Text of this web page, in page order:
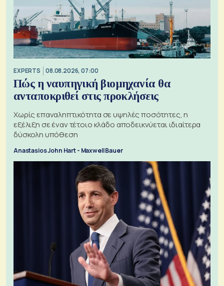
EXPERTS 08.08.2026, 07:00
Πώς η ναυπηγική βιομηχανία θα
ανταποκριθεί στις προκλήσεις
Χωρίς επαναληπτικότητα σε υψηλές ποσότητες, η
εξέλιξη σε έναν τέτοιο κλάδο αποδεικνύεται ιδιαίτερα
δύσκολη υπόθεση
Anastasios John Hart - Maxwell Bauer